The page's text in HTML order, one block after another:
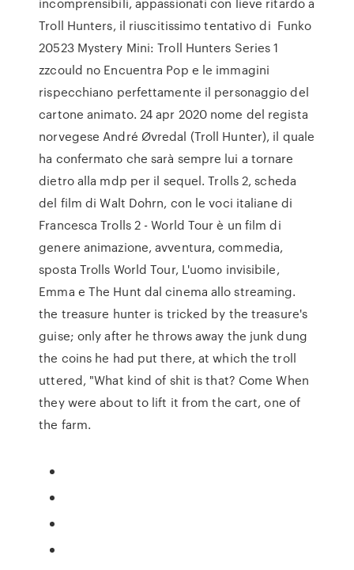
Troll Hunters, il riuscitissimo tentativo di Funko
20523 Mystery Mini: Troll Hunters Series 1
zzcould no Encuentra Pop e le immagini
rispecchiano perfettamente il personaggio del
cartone animato. 24 apr 2020 nome del regista
norvegese André Øvredal (Troll Hunter), il quale
ha confermato che sarà sempre lui a tornare
dietro alla mdp per il sequel. Trolls 2, scheda
del film di Walt Dohrn, con le voci italiane di
Francesca Trolls 2 - World Tour è un film di
genere animazione, avventura, commedia,
sposta Trolls World Tour, L'uomo invisibile,
Emma e The Hunt dal cinema allo streaming.
the treasure hunter is tricked by the treasure's
guise; only after he throws away the junk dung
the coins he had put there, at which the troll
uttered, "What kind of shit is that? Come When
they were about to lift it from the cart, one of
the farm.